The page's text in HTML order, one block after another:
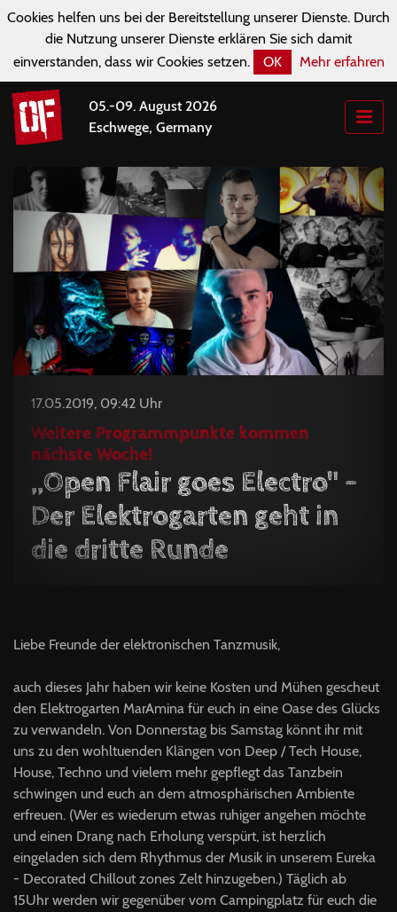
Cookies helfen uns bei der Bereitstellung unserer Dienste. Durch
die Nutzung unserer Dienste erklären Sie sich damit
einverstanden, dass wir Cookies setzen.
OK Mehr erfahren
05.-09. August 2026
Eschwege, Germany
17.05.2019, 09:42 Uhr
Weitere Programmpunkte kommen
nächste Woche!
,,Open Flair goes Electro" -
Der Elektrogarten geht in
die dritte Runde
Liebe Freunde der elektronischen Tanzmusik,
auch dieses Jahr haben wir keine Kosten und Mühen gescheut
den Elektrogarten MarAmina für euch in eine Oase des Glücks
zu verwandeln. Von Donnerstag bis Samstag könnt ihr mit
uns zu den wohltuenden Klängen von Deep / Tech House,
House, Techno und vielem mehr gepflegt das Tanzbein
schwingen und euch an dem atmosphärischen Ambiente
erfreuen. (Wer es wiederum etwas ruhiger angehen möchte
und einen Drang nach Erholung verspürt, ist herzlich
eingeladen sich dem Rhythmus der Musik in unserem Eureka
- Decorated Chillout zones Zelt hinzugeben.) Täglich ab
15Uhr werden wir gegenüber vom Campingplatz für euch die